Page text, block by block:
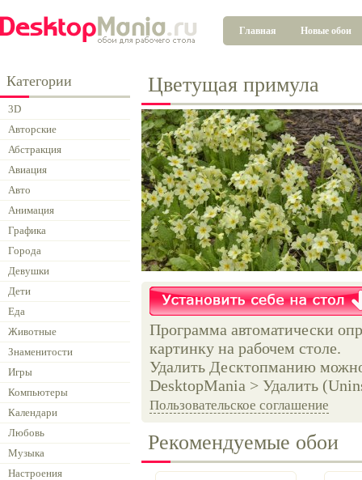
Главная Новые обои
Категории
3D
Авторские
Абстракция
Авиация
Авто
Анимация
Графика
Города
Девушки
Дети
Еда
Животные
Знаменитости
Игры
Компьютеры
Календари
Любовь
Музыка
Настроения
Цветущая примула
Программа автоматически
картинку на рабочем столе.
Удалить Десктопманию
DesktopMania > Удалить
Пользовательское соглашение
Рекомендуемые обои